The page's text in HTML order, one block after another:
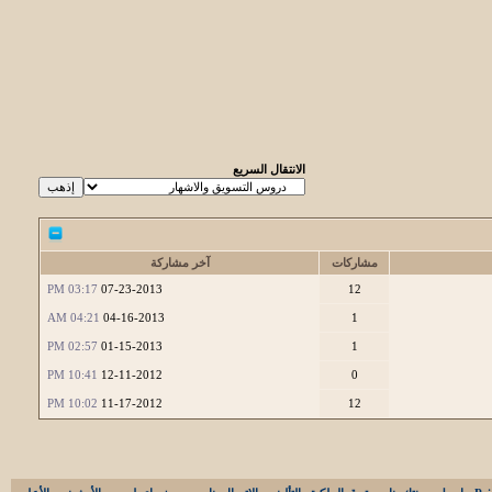
الانتقال السريع
مشاركات
آخر مشاركة
12
07-23-2013
03:17 PM
1
04-16-2013
04:21 AM
1
01-15-2013
02:57 PM
0
12-11-2012
10:41 PM
12
11-17-2012
10:02 PM